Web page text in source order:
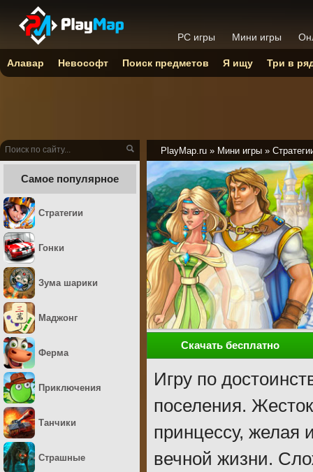
PlayMap.ru » Мини игры »
Скачать бесплатно
Игру по
поселения.
принцессу, желая
вечной жизни.
Самое популярное
Стратегии
Гонки
Зума шарики
Маджонг
Ферма
Приключения
Танчики
Страшные
PC игры Мини игры
Алавар Невософт Поиск предметов Я ищу Три в